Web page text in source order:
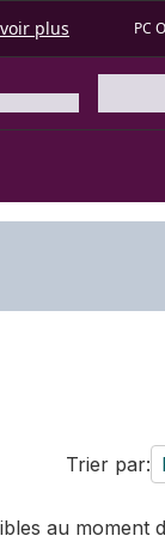
plus PC
Trier par:
au moment